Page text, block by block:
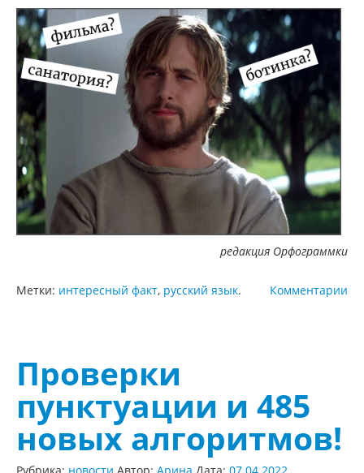
редакция Орфограммки
Комментарии
Метки: интересный факт, русский язык.
Проверки
пунктуации и 485
новых алгоритмов!